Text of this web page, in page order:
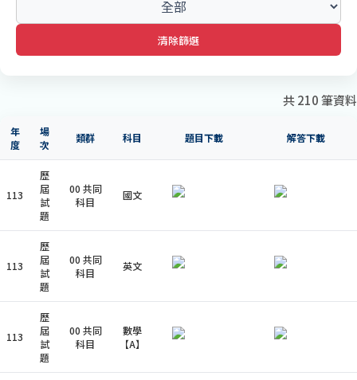
清除篩選
共 210 筆資料
年
度
場
次
類群 科目 題目下載 解答下載
113
歷
屆
試
題
00 共同
科目
國文
113
歷
屆
試
題
00 共同
科目
英文
113
歷
屆
試
題
00 共同
科目
數學
【A】